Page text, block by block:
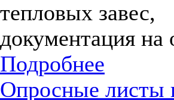
тепловых завес,
документация на
Подробнее
Опросные листы